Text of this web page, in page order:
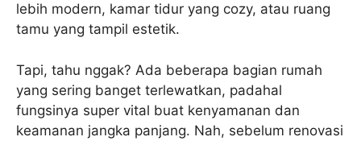
lebih modern, kamar tidur yang cozy, atau ruang
tamu yang tampil estetik.
Tapi, tahu nggak? Ada beberapa bagian rumah
yang sering banget terlewatkan, padahal
fungsinya super vital buat kenyamanan dan
keamanan jangka panjang. Nah, sebelum renovasi